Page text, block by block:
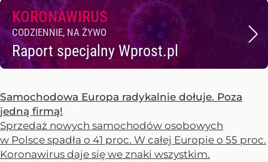
KORONAWIRUS
CODZIENNIE, NA ŻYWO
Raport specjalny Wprost.pl
Samochodowa Europa radykalnie dołuje. Poza
jedną firmą!
Sprzedaż nowych samochodów osobowych
w Polsce spadła o 41 proc. W całej Europie o 55 proc.
Koronawirus daje się we znaki wszystkim.